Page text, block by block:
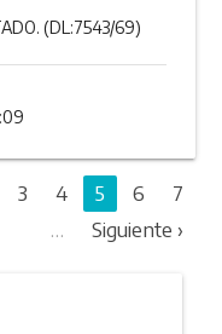
(DL:7543/69)
3 4 5 6
7
…
Siguiente ›